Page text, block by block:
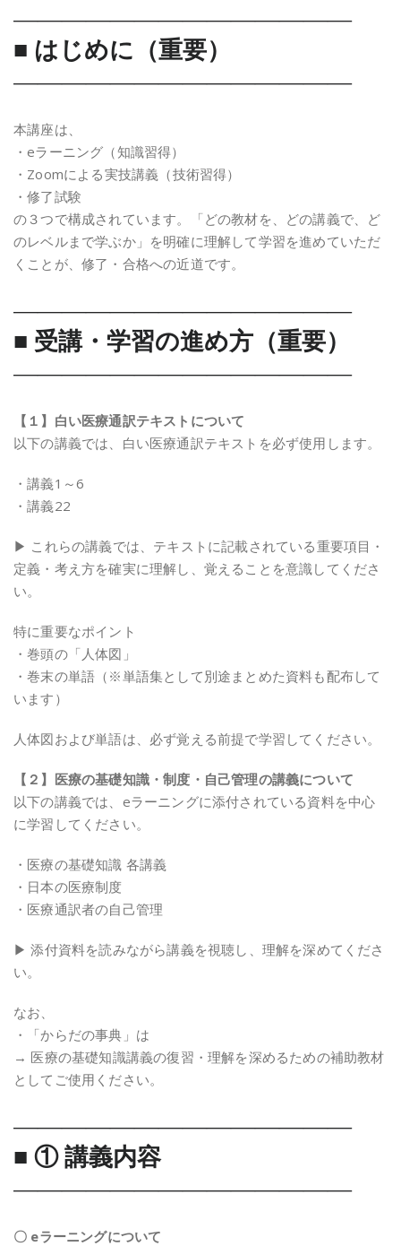
――――――――――――――
■ はじめに（重要）
――――――――――――――
本講座は、
・eラーニング（知識習得）
・Zoomによる実技講義（技術習得）
・修了試験
の３つで構成されています。「どの教材を、どの講義で、ど
のレベルまで学ぶか」を明確に理解して学習を進めていただ
くことが、修了・合格への近道です。
――――――――――――――
■ 受講・学習の進め方（重要）
――――――――――――――
【１】白い医療通訳テキストについて
以下の講義では、白い医療通訳テキストを必ず使用します。
・講義1～6
・講義22
▶ これらの講義では、テキストに記載されている重要項目・
定義・考え方を確実に理解し、覚えることを意識してくださ
い。
特に重要なポイント
・巻頭の「人体図」
・巻末の単語（※単語集として別途まとめた資料も配布して
います）
人体図および単語は、必ず覚える前提で学習してください。
【２】医療の基礎知識・制度・自己管理の講義について
以下の講義では、eラーニングに添付されている資料を中心
に学習してください。
・医療の基礎知識 各講義
・日本の医療制度
・医療通訳者の自己管理
▶ 添付資料を読みながら講義を視聴し、理解を深めてくださ
い。
なお、
・「からだの事典」は
→ 医療の基礎知識講義の復習・理解を深めるための補助教材
としてご使用ください。
――――――――――――――
■ ① 講義内容
――――――――――――――
〇 eラーニングについて